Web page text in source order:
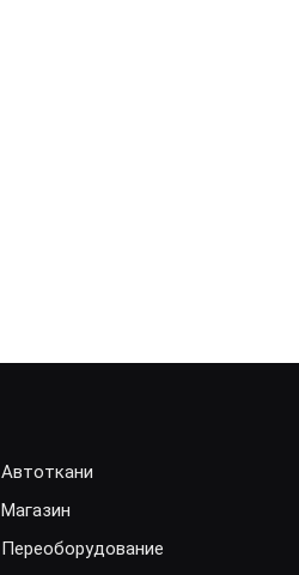
Автоткани
Магазин
Переоборудование